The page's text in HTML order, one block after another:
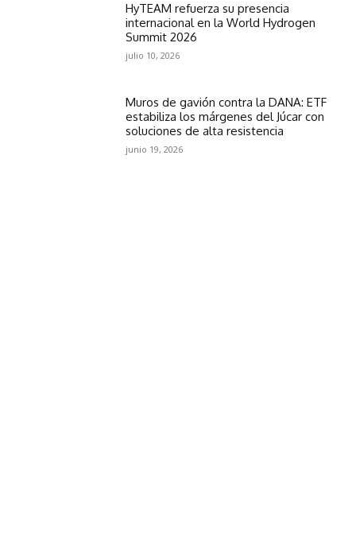
HyTEAM refuerza su presencia
internacional en la World Hydrogen
Summit 2026
julio 10, 2026
Muros de gavión contra la DANA: ETF
estabiliza los márgenes del Júcar con
soluciones de alta resistencia
junio 19, 2026